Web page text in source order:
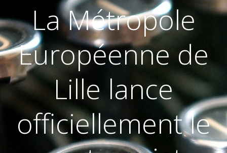
La Métropole
Européenne de
Lille lance
officiellement le